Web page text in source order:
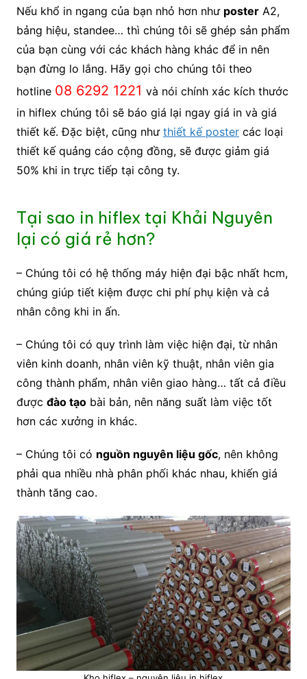
Nếu khổ in ngang của bạn nhỏ hơn như posterA2,
bảng hiệu, standee… thì chúng tôi sẽ ghép sản phẩm
của bạn cùng với các khách hàng khác để in nên
bạn đừng lo lắng. Hãy gọi cho chúng tôi theo
hotline 08 6292 1221 và nói chính xác kích thước
in hiflex chúng tôi sẽ báo giá lại ngay giá in và giá
thiết kế. Đặc biệt, cũng như thiết kế postercác loại
thiết kế quảng cáo cộng đồng, sẽ được giảm giá
50% khi in trực tiếp tại công ty.
Tại sao in hiflex tại Khải Nguyên
lại có giá rẻ hơn?
– Chúng tôi có hệ thống máy hiện đại bậc nhất hcm,
chúng giúp tiết kiệm được chi phí phụ kiện và cả
nhân công khi in ấn.
– Chúng tôi có quy trình làm việc hiện đại, từ nhân
viên kinh doanh, nhân viên kỹ thuật, nhân viên gia
công thành phẩm, nhân viên giao hàng… tất cả điều
được đào tạobài bản, nên năng suất làm việc tốt
hơn các xưởng in khác.
– Chúng tôi có nguồn nguyên liệu gốc, nên không
phải qua nhiều nhà phân phối khác nhau, khiến giá
thành tăng cao.